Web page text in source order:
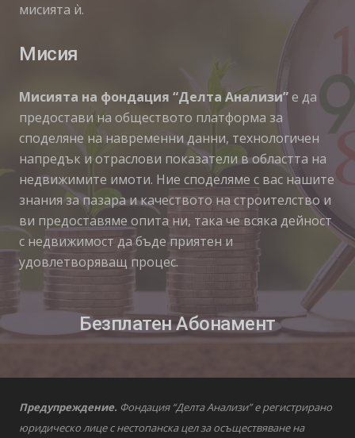
мисията ѝ.
Мисия
Мисията на фондация “Делта Анализи”е да
предостави на обществото платформа за
споделяне на навременни данни, технологичен
напредък и отраслови показатели в областта на
недвижимите имоти. Ние споделяме с вас нашите
знания за пазара и качеството на строителство и
ви предоставяме опита ни, така че всяка дейност
с недвижимост да бъде приятен и
удовлетворяващ процес.
Безплатен Абонамент
Предупреждение. Фондация “Делта Анализи” е регистрирано
юридическо лице с нестопанска цел за осъществяване на